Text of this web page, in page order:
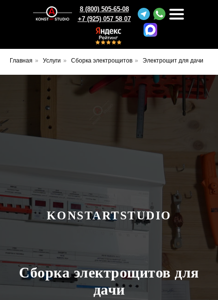
+7 (925) 057 58 07
8 (800) 505-65-08
Главная » Услуги » Сборка электрощитов » Электрощит для дачи
KONSTARTSTUDIO
Сборка электрощитов для
дачи